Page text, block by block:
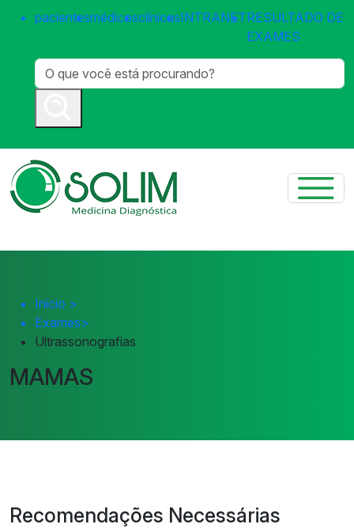
pacientesmédicosclínicasINTRANETRESULTADO DE
EXAMES
Início >
Exames>
Ultrassonografias
MAMAS
Recomendações Necessárias